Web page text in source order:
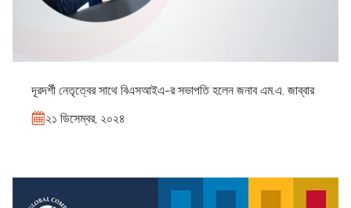
দূরদর্শী নেতৃত্বের সাথে বিএসআইএ-র সভাপতি হলেন জনাব এম.এ. জাব্বার
২১ ডিসেম্বর, ২০২৪